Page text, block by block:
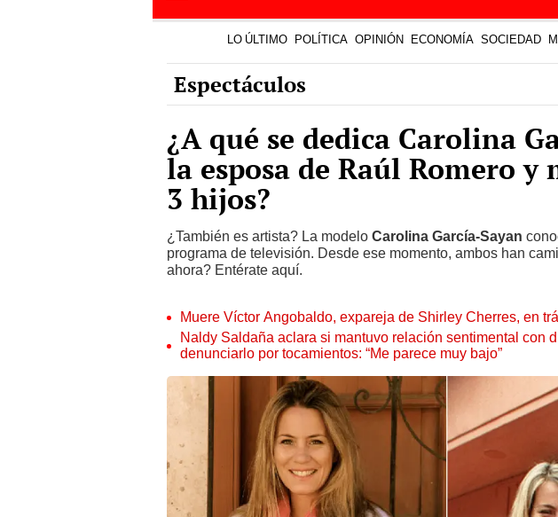
LO ÚLTIMO POLÍTICA OPINIÓN ECONOMÍA SOCIEDAD
Espectáculos
¿A qué se dedica Carolina
la esposa de Raúl Romero y
3 hijos?
¿También es artista? La modelo Carolina García-Sayan
programa de televisión. Desde ese momento, ambos han
ahora? Entérate aquí.
Muere Víctor Angobaldo, expareja de Shirley Cherres, en
Naldy Saldaña aclara si mantuvo relación sentimental con
denunciarlo por tocamientos: “Me parece muy bajo”